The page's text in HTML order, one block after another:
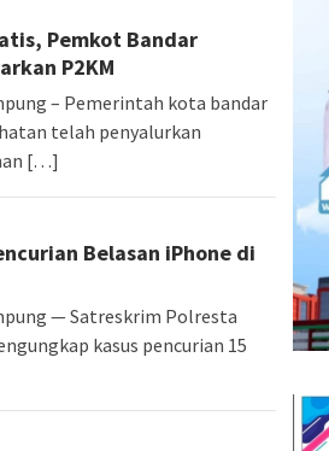
Pemkot Bandar
P2KM
– Pemerintah kota bandar
telah penyalurkan
[…]
Belasan iPhone di
— Satreskrim Polresta
kasus pencurian 15